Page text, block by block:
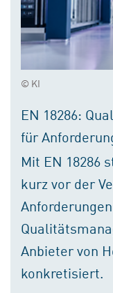
© KI
EN 18286:
für
Mit EN 18286
kurz vor der
Anbieter von
konkretisiert.